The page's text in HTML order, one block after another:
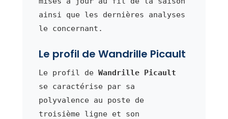
ainsi que les dernières analyses
le concernant.
Le profil de Wandrille Picault
Le profil de Wandrille Picault
se caractérise par sa
polyvalence au poste de
troisième ligne et son